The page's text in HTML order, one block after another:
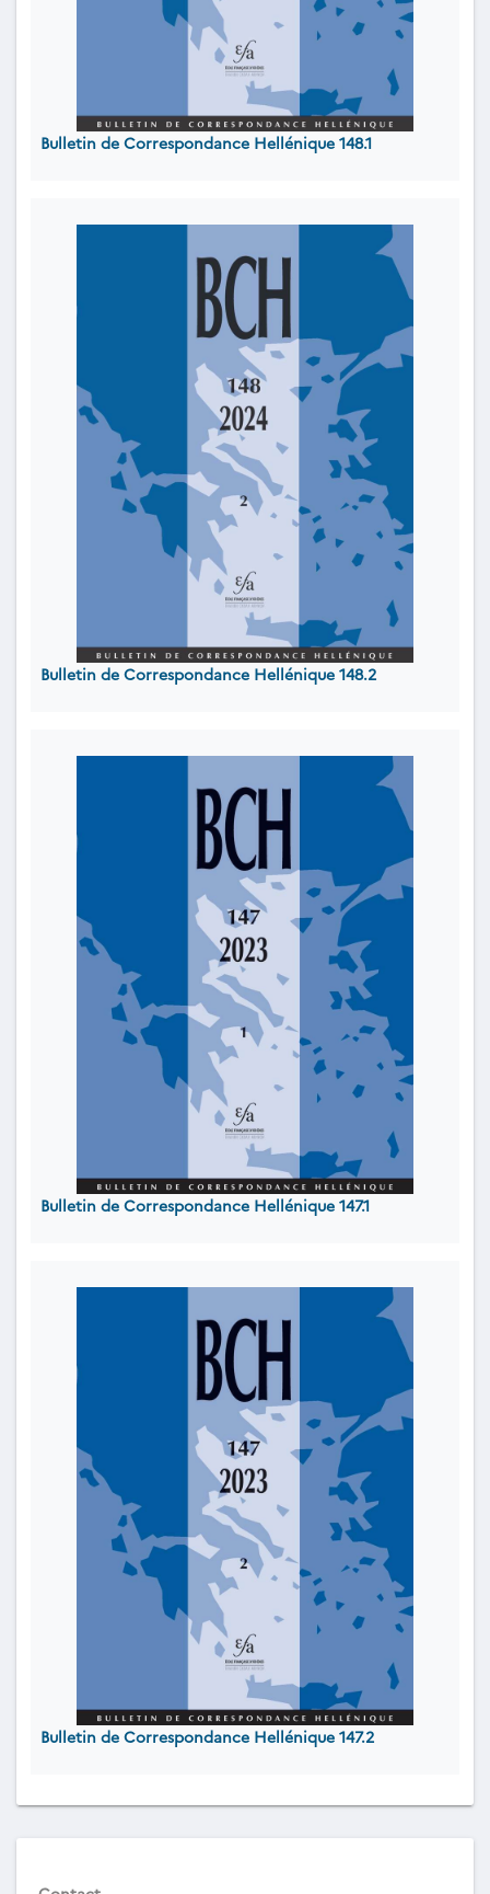
Bulletin de Correspondance Hellénique 148.1
Bulletin de Correspondance Hellénique 148.2
Bulletin de Correspondance Hellénique 147.1
Bulletin de Correspondance Hellénique 147.2